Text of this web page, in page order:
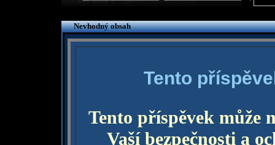
Nevhodný obsah
Tento
Tento příspěvek může
Vaší bezpečnosti a